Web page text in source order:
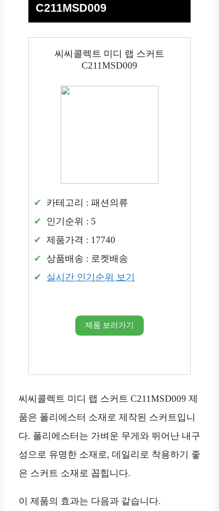
C211MSD009
씨씨콜렉트 미디 랩 스커트
C211MSD009
카테고리 : 패션의류
인기순위 : 5
제품가격 : 17740
상품배송 : 로켓배송
실시간 인기순위 보기
제품 보러가기
씨씨콜렉트 미디 랩 스커트 C211MSD009 제
품은 폴리에스터 소재로 제작된 스커트입니
다. 폴리에스터는 가벼운 무게와 뛰어난 내구
성으로 유명한 소재로, 데일리로 착용하기 좋
은 스커트 소재로 꼽힙니다.
이 제품의 효과는 다음과 같습니다.